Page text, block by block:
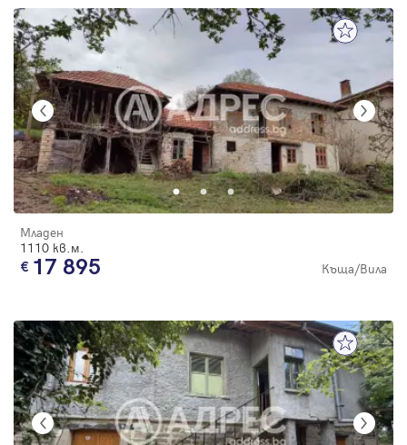
Младен
1110 кв.м.
17 895 Къща/Вила